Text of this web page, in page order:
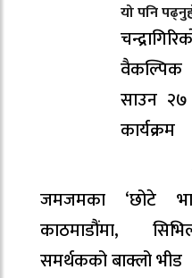
यो पनि
साउन २७
कार्यक्रम
जमजमका ‘छोटे
काठमाडौंमा,
समर्थकको बाक्लो भीड